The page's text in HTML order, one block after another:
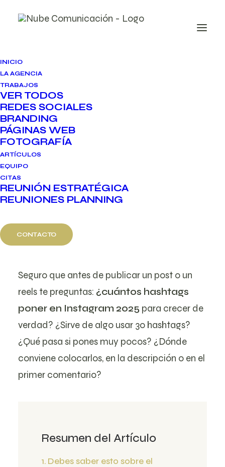
INICIO
LA AGENCIA
TRABAJOS
VER TODOS
REDES SOCIALES
BRANDING
PÁGINAS WEB
FOTOGRAFÍA
ARTÍCULOS
EQUIPO
CITAS
REUNIÓN ESTRATÉGICA
REUNIONES PLANNING
CONTACTO
9 de septiembre de 2025
7 minutos de lectura
Cuántos
Hashtags Poner
2025
Seguro que antes de publicar un post o un
reels te preguntas: ¿cuántos hashtags
poner en Instagram 2025 para crecer de
verdad? ¿Sirve de algo usar 30 hashtags?
¿Qué pasa si pones muy pocos? ¿Dónde
conviene colocarlos, en la descripción o en el
primer comentario?
Resumen del Artículo
Debes saber esto sobre el